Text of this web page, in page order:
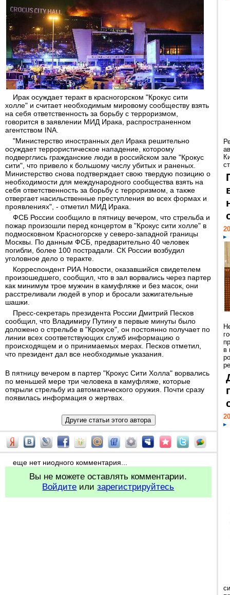
Ирак осуждает теракт в красногорском "Крокус сити
холле" и считает необходимым мировому сообществу взять
на себя ответственность за борьбу с терроризмом,
говорится в заявлении МИД Ирака, распространенном
агентством INA.
"Министерство иностранных дел Ирака решительно
осуждает террористическое нападение, которому
подверглись гражданские люди в российском зале "Крокус
сити", что привело к большому числу убитых и раненых.
Министерство снова подтверждает свою твердую позицию о
необходимости для международного сообщества взять на
себя ответственность за борьбу с терроризмом, а также
отвергает насильственные преступления во всех формах и
проявлениях", - отметил МИД Ирака.
ФСБ России сообщило в пятницу вечером, что стрельба и
пожар произошли перед концертом в "Крокус сити холле" в
подмосковном Красногорске у северо-западной границы
Москвы. По данным ФСБ, предварительно 40 человек
погибли, более 100 пострадали. СК России возбудил
уголовное дело о теракте.
Корреспондент РИА Новости, оказавшийся свидетелем
произошедшего, сообщил, что в зал ворвались через партер
как минимум трое мужчин в камуфляже и без масок, они
расстреливали людей в упор и бросали зажигательные
шашки.
Пресс-секретарь президента России Дмитрий Песков
сообщил, что Владимиру Путину в первые минуты было
доложено о стрельбе в "Крокусе", он постоянно получает по
линии всех соответствующих служб информацию о
происходящем и о принимаемых мерах. Песков отметил,
что президент дал все необходимые указания.
В пятницу вечером в партер "Крокус Сити Холла" ворвались
по меньшей мере три человека в камуфляже, которые
открыли стрельбу из автоматического оружия. Почти сразу
появилась информация о жертвах.
еще нет ниодного комментария...
Вы не можете оставлять комментарии.
Войдите илизарегистрируйтесь
в